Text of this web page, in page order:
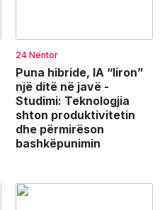
24 Nëntor
Puna hibride, IA “liron”
një ditë në javë -
Studimi: Teknologjia
shton produktivitetin
dhe përmirëson
bashkëpunimin